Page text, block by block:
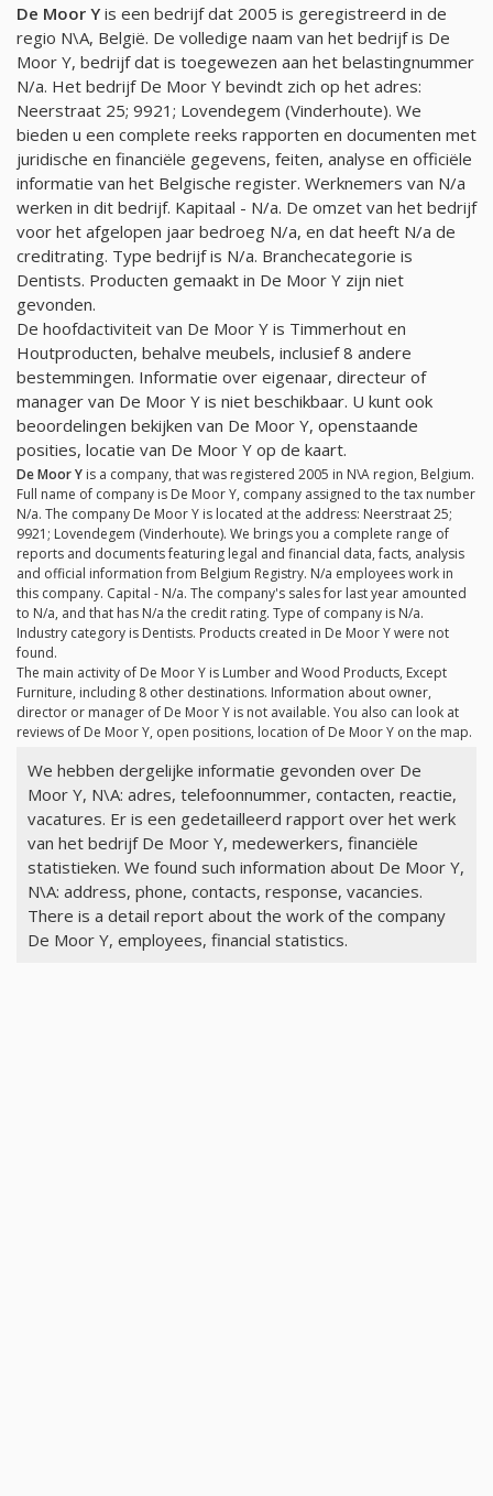
De Moor Y is een bedrijf dat 2005 is geregistreerd in de
regio N\A, België. De volledige naam van het bedrijf is De
Moor Y, bedrijf dat is toegewezen aan het belastingnummer
N/a. Het bedrijf De Moor Y bevindt zich op het adres:
Neerstraat 25; 9921; Lovendegem (Vinderhoute). We
bieden u een complete reeks rapporten en documenten met
juridische en financiële gegevens, feiten, analyse en officiële
informatie van het Belgische register. Werknemers van N/a
werken in dit bedrijf. Kapitaal - N/a. De omzet van het bedrijf
voor het afgelopen jaar bedroeg N/a, en dat heeft N/a de
creditrating. Type bedrijf is N/a. Branchecategorie is
Dentists. Producten gemaakt in De Moor Y zijn niet
gevonden.
De hoofdactiviteit van De Moor Y is Timmerhout en
Houtproducten, behalve meubels, inclusief 8 andere
bestemmingen. Informatie over eigenaar, directeur of
manager van De Moor Y is niet beschikbaar. U kunt ook
beoordelingen bekijken van De Moor Y, openstaande
posities, locatie van De Moor Y op de kaart.
De Moor Y is a company, that was registered 2005 in N\A region, Belgium.
Full name of company is De Moor Y, company assigned to the tax number
N/a. The company De Moor Y is located at the address: Neerstraat 25;
9921; Lovendegem (Vinderhoute). We brings you a complete range of
reports and documents featuring legal and financial data, facts, analysis
and official information from Belgium Registry. N/a employees work in
this company. Capital - N/a. The company's sales for last year amounted
to N/a, and that has N/a the credit rating. Type of company is N/a.
Industry category is Dentists. Products created in De Moor Y were not
found.
The main activity of De Moor Y is Lumber and Wood Products, Except
Furniture, including 8 other destinations. Information about owner,
director or manager of De Moor Y is not available. You also can look at
reviews of De Moor Y, open positions, location of De Moor Y on the map.
We hebben dergelijke informatie gevonden over De
Moor Y, N\A: adres, telefoonnummer, contacten, reactie,
vacatures. Er is een gedetailleerd rapport over het werk
van het bedrijf De Moor Y, medewerkers, financiële
statistieken. We found such information about De Moor Y,
N\A: address, phone, contacts, response, vacancies.
There is a detail report about the work of the company
De Moor Y, employees, financial statistics.